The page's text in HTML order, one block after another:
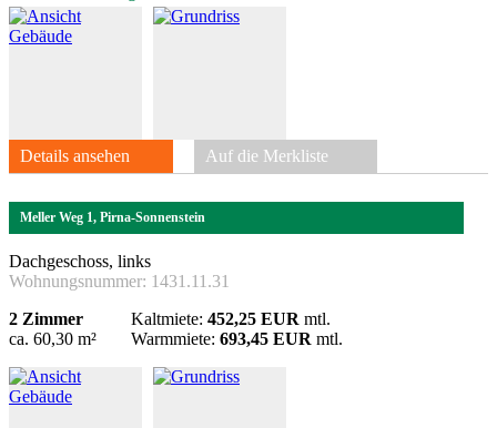
Details ansehen Auf die Merkliste
Meller Weg 1, Pirna-Sonnenstein
Dachgeschoss, links
Wohnungsnummer: 1431.11.31
2 Zimmer
ca. 60,30 m²
Kaltmiete: 452,25 EUR mtl.
Warmmiete: 693,45 EUR mtl.